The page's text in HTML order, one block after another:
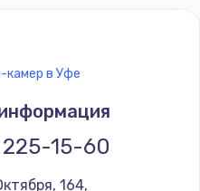
камер в Уфе
15-60
164,